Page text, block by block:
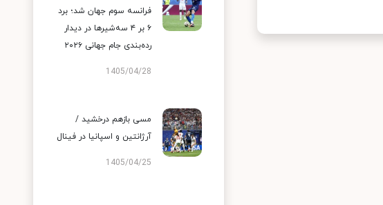
فرانسه سوم جهان شد؛ برد
۶ بر ۴ سه‌شیرها در دیدار
رده‌بندی جام جهانی ۲۰۲۶
1405/04/28
مسی بازهم درخشید /
آرژانتین و اسپانیا در فینال
1405/04/25